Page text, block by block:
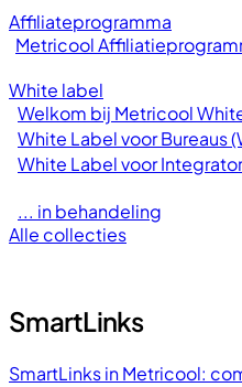
Affiliateprogramma
Metricool
White label
Welkom bij Metricool
White Label voor Bureaus
White Label voor
... in behandeling
Alle collecties
SmartLinks
SmartLinks in Metricool: